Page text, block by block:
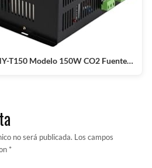
T150 Modelo 150W CO2 Fuente…
no será publicada. Los campos
*